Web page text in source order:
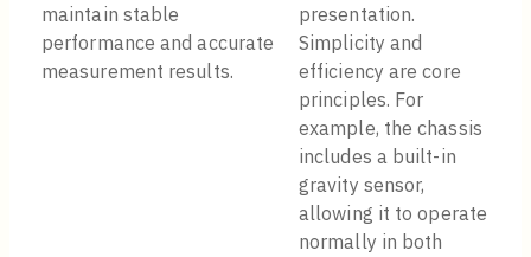
maintain stable
performance and accurate
measurement results.
presentation.
Simplicity and
efficiency are core
principles. For
example, the chassis
includes a built-in
gravity sensor,
allowing it to operate
normally in both